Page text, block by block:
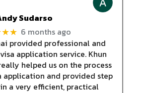
Sudarso
6 months ago
provided professional and
application service. Khun
helped us on the process
application and provided step
a very efficient, practical